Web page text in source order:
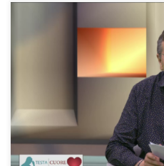
Programma: Testa e Cuore, Il